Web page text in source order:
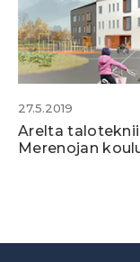
27.5.2019
Arelta
Merenojan